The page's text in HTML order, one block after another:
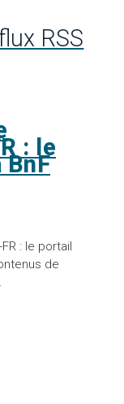
RSS
: le
de